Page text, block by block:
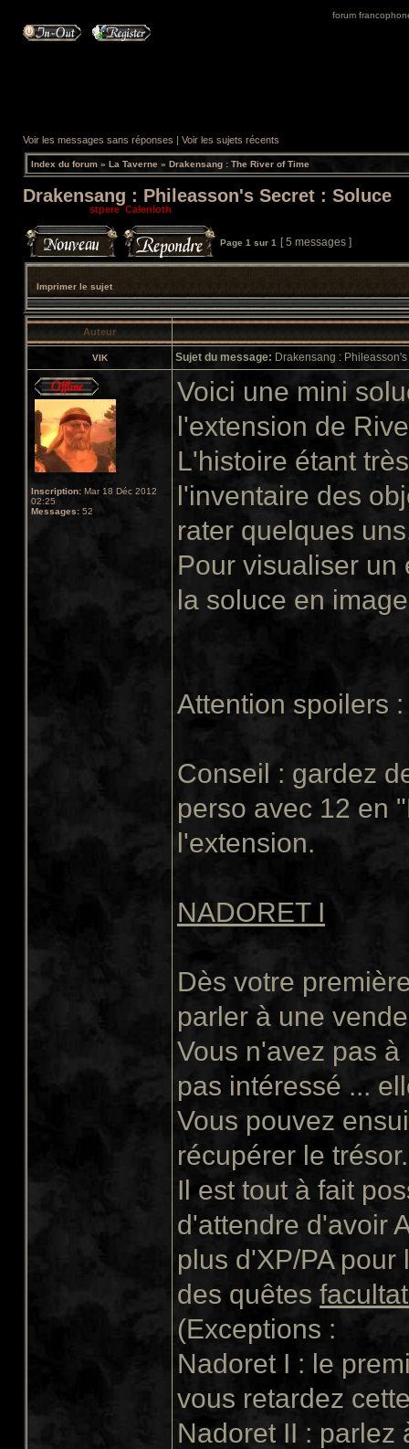
forum
Voir les messages sans réponses | Voir les sujets récents
Index du forum » La Taverne » Drakensang : The River of Time
Drakensang : Phileasson's Secret : Soluce
stpere,Calenloth
Page 1 sur 1 [ 5 messages ]
Imprimer le sujet
Auteur
VIK Sujet du message: Drakensang :
Inscription: Mar 18 Déc 2012
02:25
Messages: 52
Voici une mini
l'extension de
L'histoire étant
l'inventaire des
rater quelques
Pour visualiser un
la soluce en
Attention spoilers :
Conseil : gardez
perso avec 12 en
l'extension.
NADORET I
Dès votre
parler à une
Vous n'avez pas
pas intéressé ...
Vous pouvez
récupérer le
Il est tout à fait
d'attendre d'avoir
plus d'XP/PA
des quêtes
(Exceptions :
Nadoret I : le
vous retardez
Nadoret II : parlez